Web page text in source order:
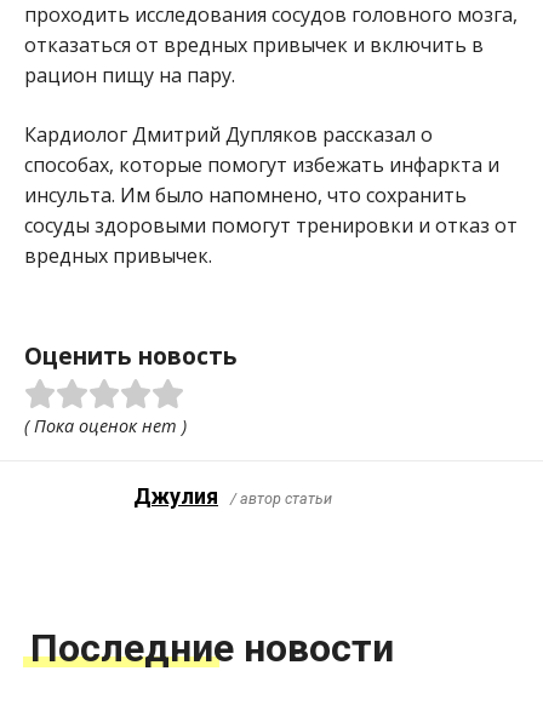
проходить исследования сосудов головного мозга,
отказаться от вредных привычек и включить в
рацион пищу на пару.
Кардиолог Дмитрий Дупляков рассказал о
способах, которые помогут избежать инфаркта и
инсульта. Им было напомнено, что сохранить
сосуды здоровыми помогут тренировки и отказ от
вредных привычек.
Оценить новость
( Пока оценок нет )
Джулия / автор статьи
Последние новости